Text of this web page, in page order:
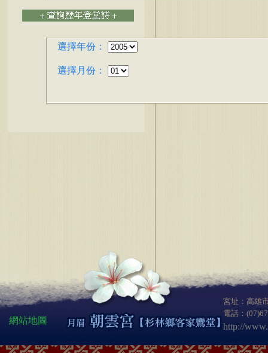
選擇年份：
選擇月份：
網站地圖
宮址：高雄
電話：
http://